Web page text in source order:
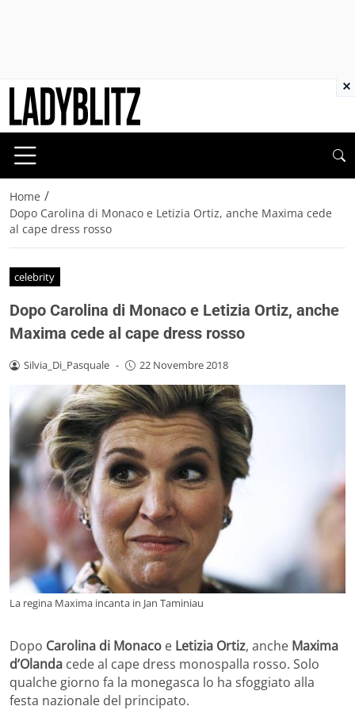
Home /
Dopo Carolina di Monaco e Letizia Ortiz, anche Maxima cede
al cape dress rosso
celebrity
Dopo Carolina di Monaco e Letizia Ortiz, anche
Maxima cede al cape dress rosso
Silvia_Di_Pasquale - 22 Novembre 2018
La regina Maxima incanta in Jan Taminiau
Dopo Carolina di Monaco e Letizia Ortiz, anche Maxima
d’Olanda cede al cape dress monospalla rosso. Solo
qualche giorno fa la monegasca lo ha sfoggiato alla
festa nazionale del principato.
×